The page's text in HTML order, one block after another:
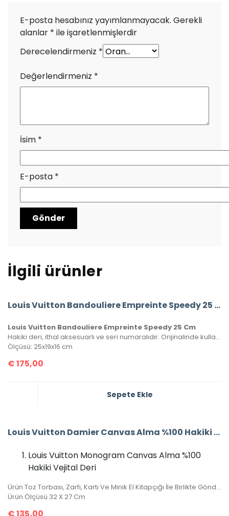
E-posta hesabınız yayımlanmayacak. Gerekli
alanlar * ile işaretlenmişlerdir
Derecelendirmeniz *
Değerlendirmeniz *
İsim *
E-posta *
İlgili ürünler
Louis Vuitton Bandouliere Empreinte Speedy 25 Cm
Louis Vuitton Bandouliere Empreinte Speedy 25 Cm
Hakiki deri, ithal aksesuarlı ve seri numaralıdır. Orijinalinde kullanılan Monako deri kullanılmıştır. Kutulu, toz torbalı ve sertifikalı olarak gönderilecektir.
Ölçüsü: 25x19x16 cm
€175,00
Sepete Ekle
Louis Vuitton Damier Canvas Alma %100 Hakiki Vejital Deri (CRL 674)
Louis Vuitton Monogram Canvas Alma %100
Hakiki Vejital Deri
Ürün Toz Torbası, Zarfı, Kartı Ve Minik El Kitapçığı İle Birlikte Gönderilecektir.
Ürün Ölçüsü 32 X 27 Cm
€135,00